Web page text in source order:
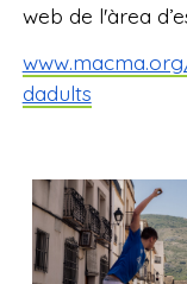
web de l'àrea
dadults